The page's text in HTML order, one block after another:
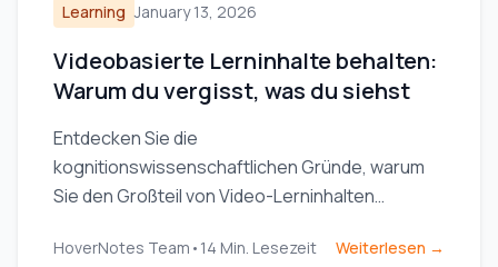
Learning January 13, 2026
Videobasierte Lerninhalte behalten:
Warum du vergisst, was du siehst
Entdecken Sie die
kognitionswissenschaftlichen Gründe, warum
Sie den Großteil von Video-Lerninhalten
strategisches Notieren Ihre Merkfähigkeit
HoverNotes Team • 14 Min. Lesezeit Weiterlesen →